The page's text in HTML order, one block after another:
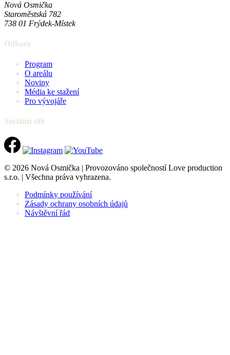
Nová Osmička
Staroměstská 782
738 01 Frýdek-Místek
Odkazy
Program
O areálu
Noviny
Média ke stažení
Pro vývojáře
Sociální sítě
© 2026 Nová Osmička | Provozováno společností Love production
s.r.o. | Všechna práva vyhrazena.
Podmínky používání
Zásady ochrany osobních údajů
Návštěvní řád